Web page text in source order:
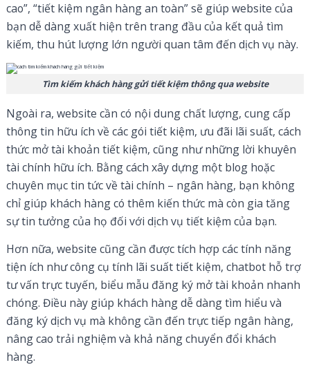
cao”, “tiết kiệm ngân hàng an toàn” sẽ giúp website của
bạn dễ dàng xuất hiện trên trang đầu của kết quả tìm
kiếm, thu hút lượng lớn người quan tâm đến dịch vụ này.
Tìm kiếm khách hàng gửi tiết kiệm thông qua website
Ngoài ra, website cần có nội dung chất lượng, cung cấp
thông tin hữu ích về các gói tiết kiệm, ưu đãi lãi suất, cách
thức mở tài khoản tiết kiệm, cũng như những lời khuyên
tài chính hữu ích. Bằng cách xây dựng một blog hoặc
chuyên mục tin tức về tài chính – ngân hàng, bạn không
chỉ giúp khách hàng có thêm kiến thức mà còn gia tăng
sự tin tưởng của họ đối với dịch vụ tiết kiệm của bạn.
Hơn nữa, website cũng cần được tích hợp các tính năng
tiện ích như công cụ tính lãi suất tiết kiệm, chatbot hỗ trợ
tư vấn trực tuyến, biểu mẫu đăng ký mở tài khoản nhanh
chóng. Điều này giúp khách hàng dễ dàng tìm hiểu và
đăng ký dịch vụ mà không cần đến trực tiếp ngân hàng,
nâng cao trải nghiệm và khả năng chuyển đổi khách
hàng.